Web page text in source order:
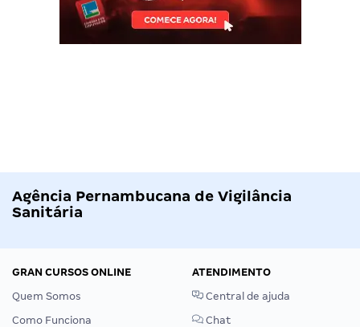
Agência Pernambucana de Vigilância
Sanitária
GRAN CURSOS ONLINE
Quem Somos
Como Funciona
ATENDIMENTO
Central de ajuda
Chat